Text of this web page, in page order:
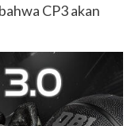
CP3 akan